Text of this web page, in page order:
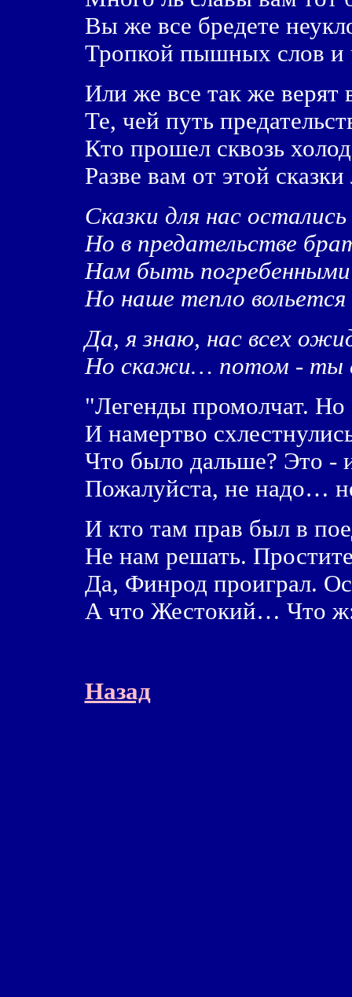
Вы же все бредете
Тропкой пышных слов и
Или же все так же верят
Те, чей путь
Кто прошел сквозь
Разве вам от этой сказки
Сказки для нас
Но в предательстве
Нам быть погребенными
Но наше тепло вольется
Да, я знаю, нас всех
Но скажи… потом - ты
"Легенды промолчат. Но
И намертво
Что было дальше? Это -
Пожалуйста, не надо…
И кто там прав был в
Не нам решать.
Да, Финрод проиграл.
А что Жестокий… Что
Назад